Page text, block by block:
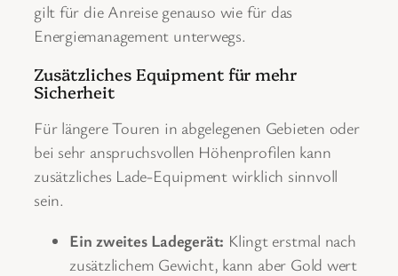
gilt für die Anreise genauso wie für das
Energiemanagement unterwegs.
Zusätzliches Equipment für mehr
Sicherheit
Für längere Touren in abgelegenen Gebieten oder
bei sehr anspruchsvollen Höhenprofilen kann
zusätzliches Lade-Equipment wirklich sinnvoll
sein.
Ein zweites Ladegerät: Klingt erstmal nach
zusätzlichem Gewicht, kann aber Gold wert